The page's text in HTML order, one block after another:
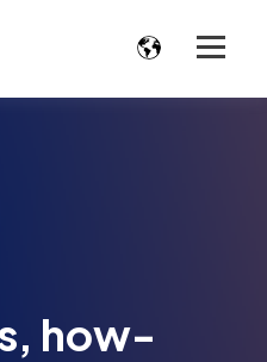
how-